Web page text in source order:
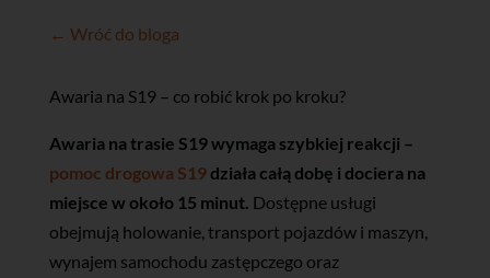
← Wróć do bloga
Awaria na S19 – co robić krok po kroku?
Awaria na trasie S19 wymaga szybkiej reakcji –
pomoc drogowa S19działa całą dobę i dociera na
miejsce w około 15 minut. Dostępne usługi
obejmują holowanie, transport pojazdów i maszyn,
wynajem samochodu zastępczego oraz